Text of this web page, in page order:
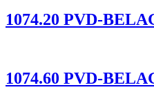
1074.20 PVD-
1074.60 PVD-